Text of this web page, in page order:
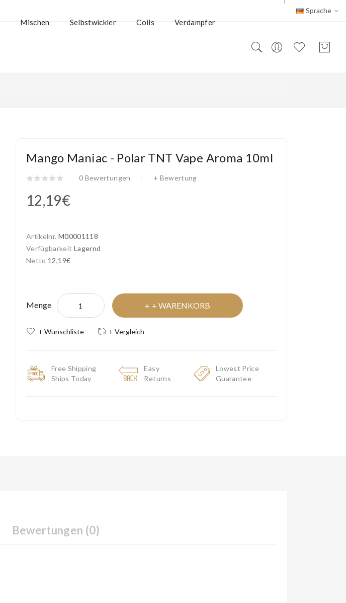
Sprache
Mischen Selbstwickler Coils Verdampfer
Mango Maniac - Polar TNT Vape Aroma 10ml
0 Bewertungen + Bewertung
12,19€
Artikelnr. M00001118
Verfügbarkeit Lagernd
Netto 12,19€
Menge + WARENKORB
+ Wunschliste + Vergleich
Free Shipping
Ships Today
Easy
Returns
Lowest Price
Guarantee
Bewertungen (0)